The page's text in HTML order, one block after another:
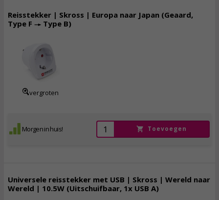
Reisstekker | Skross | Europa naar Japan (Geaard,
Type F → Type B)
vergroten
Morgen in huis! Toevoegen
Universele reisstekker met USB | Skross | Wereld naar
Wereld | 10.5W (Uitschuifbaar, 1x USB A)